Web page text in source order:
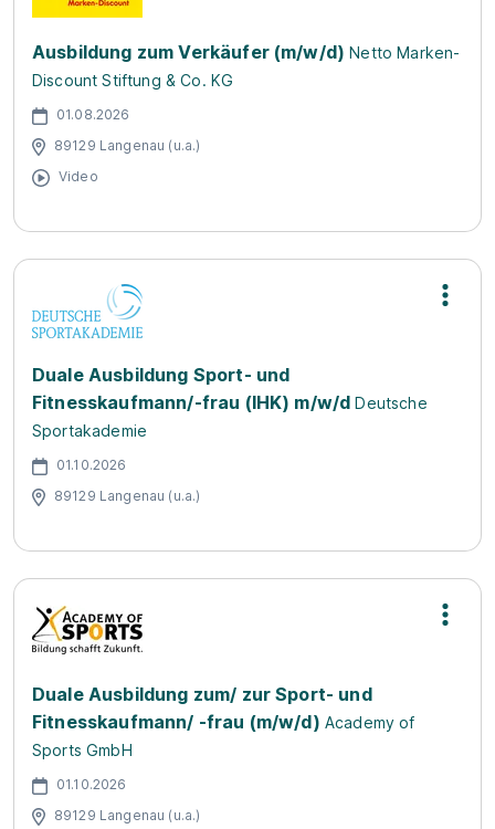
Ausbildung zum Verkäufer (m/w/d) Netto Marken-
Discount Stiftung & Co. KG
01.08.2026
89129 Langenau (u.a.)
Video
Duale Ausbildung Sport- und
Fitnesskaufmann/-frau (IHK) m/w/d Deutsche
Sportakademie
01.10.2026
89129 Langenau (u.a.)
Duale Ausbildung zum/ zur Sport- und
Fitnesskaufmann/ -frau (m/w/d) Academy of
Sports GmbH
01.10.2026
89129 Langenau (u.a.)